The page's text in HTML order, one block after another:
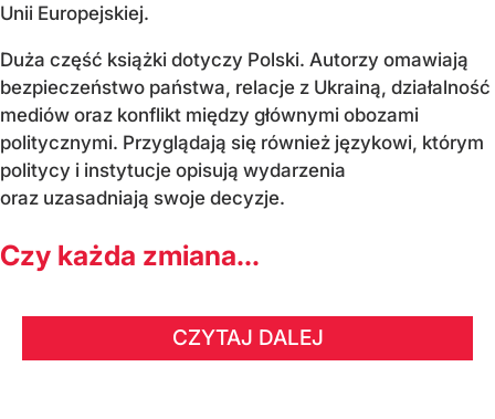
Unii Europejskiej.
Duża część książki dotyczy Polski. Autorzy omawiają
bezpieczeństwo państwa, relacje z Ukrainą, działalność
mediów oraz konflikt między głównymi obozami
politycznymi. Przyglądają się również językowi, którym
politycy i instytucje opisują wydarzenia
oraz uzasadniają swoje decyzje.
Czy każda zmiana...
CZYTAJ DALEJ